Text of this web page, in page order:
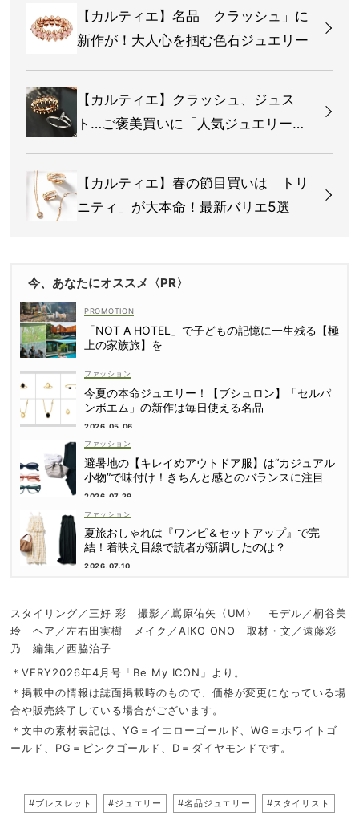
【カルティエ】名品「クラッシュ」に
新作が！大人心を掴む色石ジュエリー
【カルティエ】クラッシュ、ジュス
ト…ご褒美買いに「人気ジュエリー」4
【カルティエ】春の節目買いは「トリ
ニティ」が大本命！最新バリエ5選
今、あなたにオススメ〈PR〉
「NOT A HOTEL」で子どもの記憶に一生残る【極
上の家族旅】を
ファッション
今夏の本命ジュエリー！【ブシュロン】「セルパ
ンボエム」の新作は毎日使える名品
2026.05.06
ファッション
避暑地の【キレイめアウトドア服】は“カジュアル
小物”で味付け！きちんと感とのバランスに注目
2026.07.29
ファッション
夏旅おしゃれは『ワンピ＆セットアップ』で完
結！着映え目線で読者が新調したのは？
2026.07.10
スタイリング／三好 彩 撮影／嶌原佑矢〈UM〉 モデル／桐谷美
玲 ヘア／左右田実樹 メイク／AIKO ONO 取材・文／遠藤彩
乃 編集／西脇治子
＊VERY2026年4月号「Be My ICON」より。
＊掲載中の情報は誌面掲載時のもので、価格が変更になっている場
合や販売終了している場合がございます。
＊文中の素材表記は、YG＝イエローゴールド、WG＝ホワイトゴ
ールド、PG＝ピンクゴールド、D＝ダイヤモンドです。
#ブレスレット #ジュエリー #名品ジュエリー #スタイリスト